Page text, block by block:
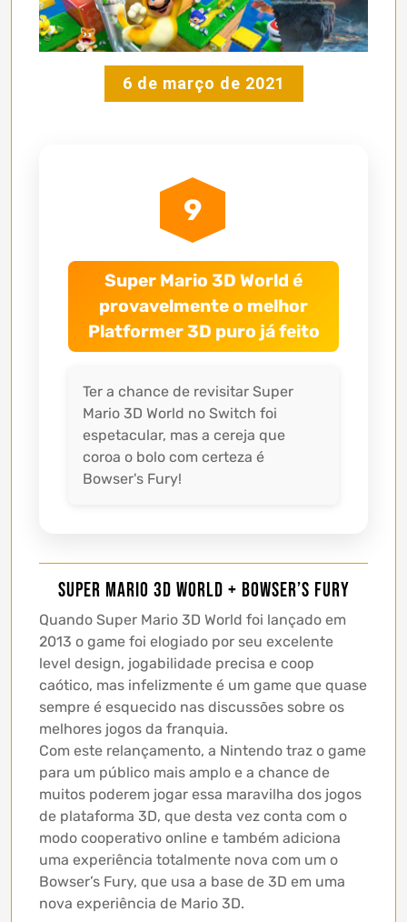
6 de março de 2021
9
Super Mario 3D World é
provavelmente o melhor
Platformer 3D puro já feito
Ter a chance de revisitar Super
Mario 3D World no Switch foi
espetacular, mas a cereja que
coroa o bolo com certeza é
Bowser's Fury!
Super Mario 3D World + Bowser’s Fury
Quando Super Mario 3D World foi lançado em
2013 o game foi elogiado por seu excelente
level design, jogabilidade precisa e coop
caótico, mas infelizmente é um game que quase
sempre é esquecido nas discussões sobre os
melhores jogos da franquia.
Com este relançamento, a Nintendo traz o game
para um público mais amplo e a chance de
muitos poderem jogar essa maravilha dos jogos
de plataforma 3D, que desta vez conta com o
modo cooperativo online e também adiciona
uma experiência totalmente nova com um o
Bowser’s Fury, que usa a base de 3D em uma
nova experiência de Mario 3D.